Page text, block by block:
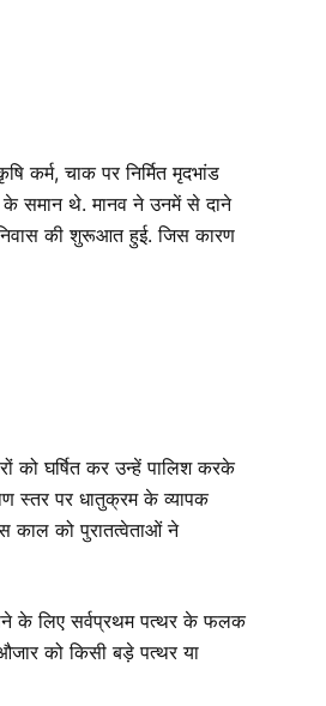
कर्म, चाक पर निर्मित मृदभांड
समान थे. मानव ने उनमें से दाने
की शुरूआत हुई. जिस कारण
को घर्षित कर उन्हें पालिश करके
स्तर पर धातुक्रम के व्यापक
काल को पुरातत्वेताओं ने
के लिए सर्वप्रथम पत्थर के फलक
को किसी बड़े पत्थर या